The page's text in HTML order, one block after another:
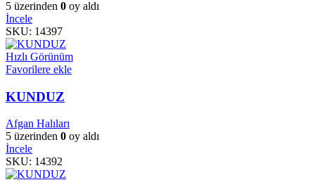
5 üzerinden 0 oy aldı
İncele
SKU: 14397
Hızlı Görünüm
Favorilere ekle
KUNDUZ
Afgan Halıları
5 üzerinden 0 oy aldı
İncele
SKU: 14392